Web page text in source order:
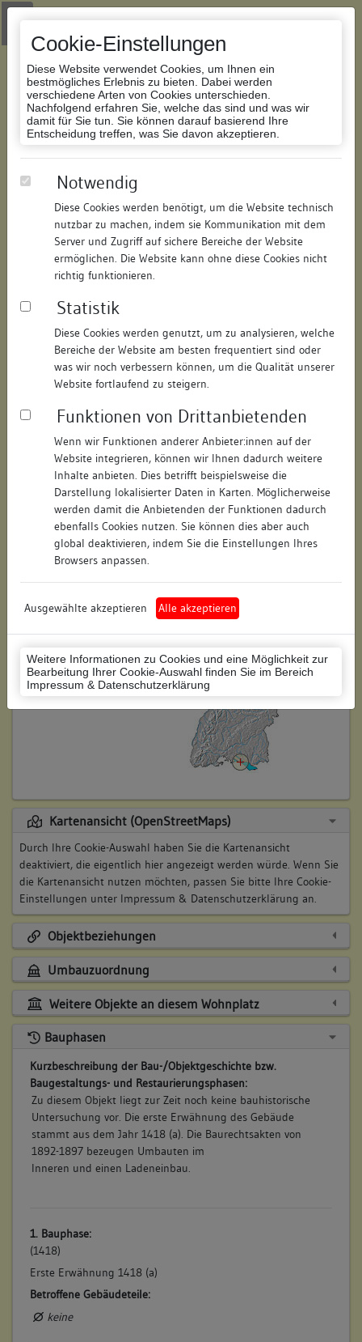
Cookie-Einstellungen
Diese Website verwendet Cookies, um Ihnen ein
bestmögliches Erlebnis zu bieten. Dabei werden
verschiedene Arten von Cookies unterschieden.
Nachfolgend erfahren Sie, welche das sind und was wir
damit für Sie tun. Sie können darauf basierend Ihre
Entscheidung treffen, was Sie davon akzeptieren.
Notwendig
Diese Cookies werden benötigt, um die Website technisch
nutzbar zu machen, indem sie Kommunikation mit dem
Server und Zugriff auf sichere Bereiche der Website
ermöglichen. Die Website kann ohne diese Cookies nicht
richtig funktionieren.
Statistik
Diese Cookies werden genutzt, um zu analysieren, welche
Bereiche der Website am besten frequentiert sind oder
was wir noch verbessern können, um die Qualität unserer
Website fortlaufend zu steigern.
Funktionen von Drittanbietenden
Wenn wir Funktionen anderer Anbieter:innen auf der
Website integrieren, können wir Ihnen dadurch weitere
Inhalte anbieten. Dies betrifft beispielsweise die
Darstellung lokalisierter Daten in Karten. Möglicherweise
werden damit die Anbietenden der Funktionen dadurch
ebenfalls Cookies nutzen. Sie können dies aber auch
global deaktivieren, indem Sie die Einstellungen Ihres
Browsers anpassen.
Ausgewählte akzeptieren Alle akzeptieren
Weitere Informationen zu Cookies und eine Möglichkeit zur
Bearbeitung Ihrer Cookie-Auswahl finden Sie im Bereich
Impressum & Datenschutzerklärung
Zur Navigation springen
Zum Inhalt der Website springen
Datenbank Bauforschung/Restaurierung
301315059152/Datum:11.07.2008
Datenbestand:
Bauforschung und Restaurierung
Als PDF herunterladen:
Objektdaten
Straße: Rheingasse
Hausnummer: 3
Postleitzahl: 78462
Stadt-Teilort: Konstanz
Regierungsbezirk: Freiburg
Konstanz (Landkreis)
Wohnplatzschlüssel: 8335043012
Flurstücknummer: 24
Historischer Straßenname: keiner
Lage des Wohnplatzes:
Kartenansicht (OpenStreetMaps)
Durch Ihre Cookie-Auswahl haben Sie die Kartenansicht
deaktiviert, die eigentlich hier angezeigt werden würde. Wenn Sie
die Kartenansicht nutzen möchten, passen Sie bitte Ihre Cookie-
Einstellungen unter Impressum & Datenschutzerklärung an.
Objektbeziehungen
Umbauzuordnung
Weitere Objekte an diesem Wohnplatz
Bauphasen
Kurzbeschreibung der Bau-/Objektgeschichte bzw.
Baugestaltungs- und Restaurierungsphasen:
Zu diesem Objekt liegt zur Zeit noch keine bauhistorische
Untersuchung vor. Die erste Erwähnung des Gebäude
stammt aus dem Jahr 1418 (a). Die Baurechtsakten von
1892-1897 bezeugen Umbauten im
Inneren und einen Ladeneinbau.
1. Bauphase:
(1418)
Erste Erwähnung 1418 (a)
Betroffene Gebäudeteile:
keine